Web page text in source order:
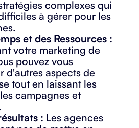
complexes qui
à gérer pour les
et des Ressources :
votre marketing de
pouvez vous
d'autres aspects de
tout en laissant les
campagnes et
: Les agences